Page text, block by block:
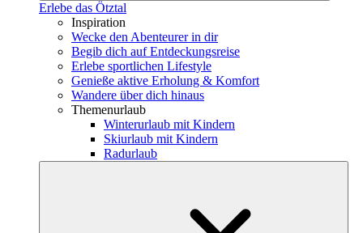
Erlebe das Ötztal
Inspiration
Wecke den Abenteurer in dir
Begib dich auf Entdeckungsreise
Erlebe sportlichen Lifestyle
Genieße aktive Erholung & Komfort
Wandere über dich hinaus
Themenurlaub
Winterurlaub mit Kindern
Skiurlaub mit Kindern
Radurlaub